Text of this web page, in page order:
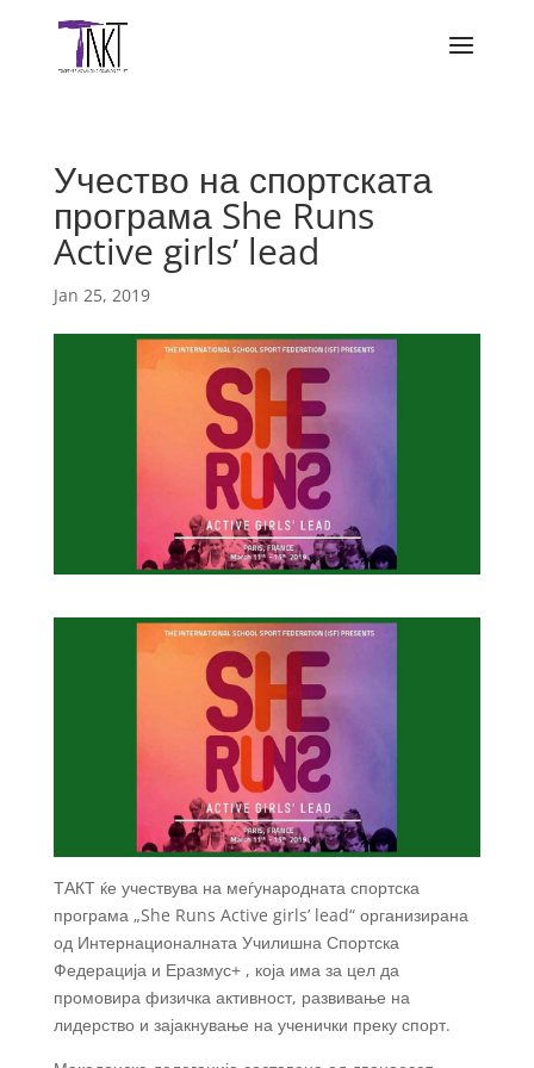
Учество на спортската
програма She Runs
Active girls’ lead
Jan 25, 2019
ТАКТ ќе учествува на меѓународната спортска
програма „She Runs Active girls’ lead“ организирана
од Интернационалната Училишна Спортска
Федерација и Еразмус+ , која има за цел да
промовира физичка активност, развивање на
лидерство и зајакнување на ученички преку спорт.